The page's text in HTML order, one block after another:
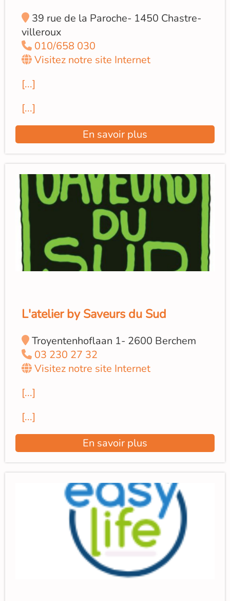
39 rue de la Paroche- 1450 Chastre-
villeroux
010/658 030
Visitez notre site Internet
[...]
[...]
En savoir plus
L'atelier by Saveurs du Sud
Troyentenhoflaan 1- 2600 Berchem
03 230 27 32
Visitez notre site Internet
[...]
[...]
En savoir plus